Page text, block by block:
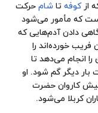
ازکوفه تا شام حرکت
که مأمور می‌شود
دادن آدم‌هایی که
فریب خورده‌اند را
انجام می‌دهد تا
دیگر گم شود. او
کاروان حضرت
کربلا می‌شود.